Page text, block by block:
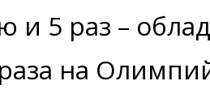
и 5 раз –
на